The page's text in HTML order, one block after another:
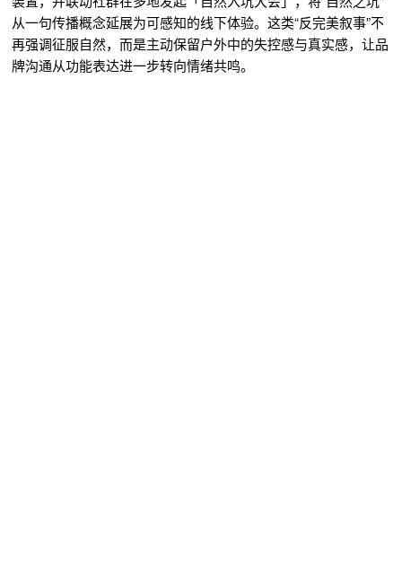
从一句传播概念延展为可感知的线下体验。这类“反完美叙事”不
再强调征服自然，而是主动保留户外中的失控感与真实感，让品
牌沟通从功能表达进一步转向情绪共鸣。